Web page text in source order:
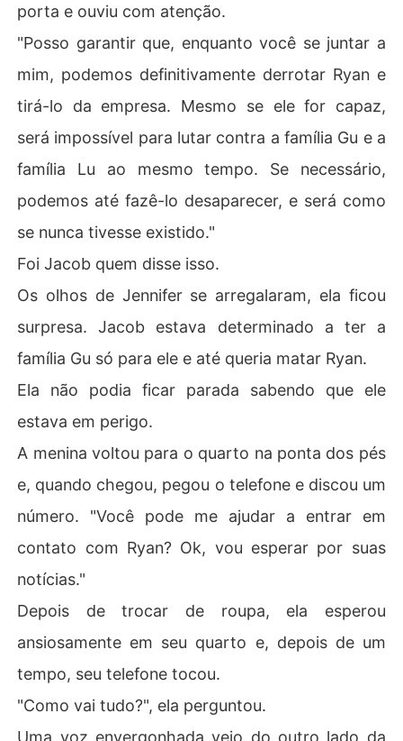
porta e ouviu com atenção.
"Posso garantir que, enquanto você se juntar a
mim, podemos definitivamente derrotar Ryan e
tirá-lo da empresa. Mesmo se ele for capaz,
será impossível para lutar contra a família Gu e a
família Lu ao mesmo tempo. Se necessário,
podemos até fazê-lo desaparecer, e será como
se nunca tivesse existido."
Foi Jacob quem disse isso.
Os olhos de Jennifer se arregalaram, ela ficou
surpresa. Jacob estava determinado a ter a
família Gu só para ele e até queria matar Ryan.
Ela não podia ficar parada sabendo que ele
estava em perigo.
A menina voltou para o quarto na ponta dos pés
e, quando chegou, pegou o telefone e discou um
número. "Você pode me ajudar a entrar em
contato com Ryan? Ok, vou esperar por suas
notícias."
Depois de trocar de roupa, ela esperou
ansiosamente em seu quarto e, depois de um
tempo, seu telefone tocou.
"Como vai tudo?", ela perguntou.
Uma voz envergonhada veio do outro lado da